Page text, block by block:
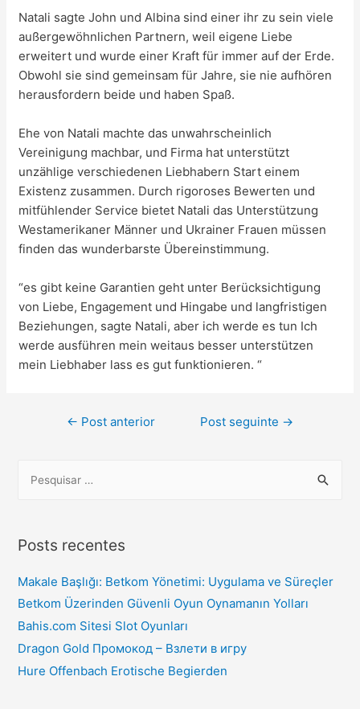
Natali sagte John und Albina sind einer ihr zu sein viele
außergewöhnlichen Partnern, weil eigene Liebe
erweitert und wurde einer Kraft für immer auf der Erde.
Obwohl sie sind gemeinsam für Jahre, sie nie aufhören
herausfordern beide und haben Spaß.
Ehe von Natali machte das unwahrscheinlich
Vereinigung machbar, und Firma hat unterstützt
unzählige verschiedenen Liebhabern Start einem
Existenz zusammen. Durch rigoroses Bewerten und
mitfühlender Service bietet Natali das Unterstützung
Westamerikaner Männer und Ukrainer Frauen müssen
finden das wunderbarste Übereinstimmung.
“es gibt keine Garantien geht unter Berücksichtigung
von Liebe, Engagement und Hingabe und langfristigen
Beziehungen, sagte Natali, aber ich werde es tun Ich
werde ausführen mein weitaus besser unterstützen
mein Liebhaber lass es gut funktionieren. “
← Post anterior Post seguinte →
Posts recentes
Makale Başlığı: Betkom Yönetimi: Uygulama ve Süreçler
Betkom Üzerinden Güvenli Oyun Oynamanın Yolları
Bahis.com Sitesi Slot Oyunları
Dragon Gold Промокод – Взлети в игру
Hure Offenbach Erotische Begierden